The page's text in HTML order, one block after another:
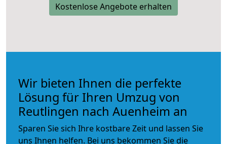
Kostenlose Angebote erhalten
Wir bieten Ihnen die perfekte
Lösung für Ihren Umzug von
Reutlingen nach Auenheim an
Sparen Sie sich Ihre kostbare Zeit und lassen Sie
uns Ihnen helfen. Bei uns bekommen Sie die